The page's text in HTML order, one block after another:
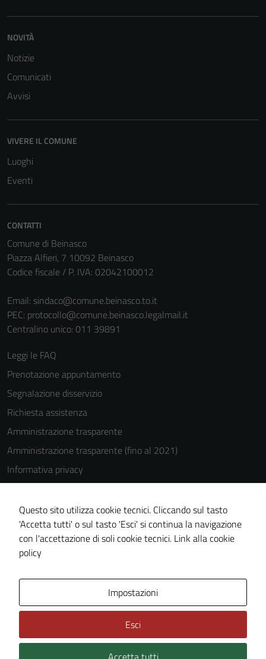
NOVITÀ
Notizie
Comunicati
Avvisi
VIVERE IL COMUNE
Luoghi
Eventi
CONTATTI
Comune di Beinasco
Piazza Alfieri, 7 10092 Beinasco
Codice fiscale / P. IVA: 02042100012
Email: sindaco@comune.beinasco.to.it
PEC: protocollo@comune.beinasco.legalmail.it
Centralino unico: 011 39891
Leggi le FAQ
Prenotazione appuntamento
Segnalazione disservizio
Richiesta assistenza
Amministrazione trasparente
Amministrazione trasparente (fino al 2021)
Informativa privacy
Cookie Policy
Note legali
Dichiarazione di accessibilità
Piano di miglioramento del sito
Questo sito utilizza cookie tecnici. Cliccando sul tasto
'Accetta tutti' o sul tasto 'Esci' si continua la navigazione
con l'accettazione di soli cookie tecnici. Link alla cookie
policy
Impostazioni
Esci
Questi cookie